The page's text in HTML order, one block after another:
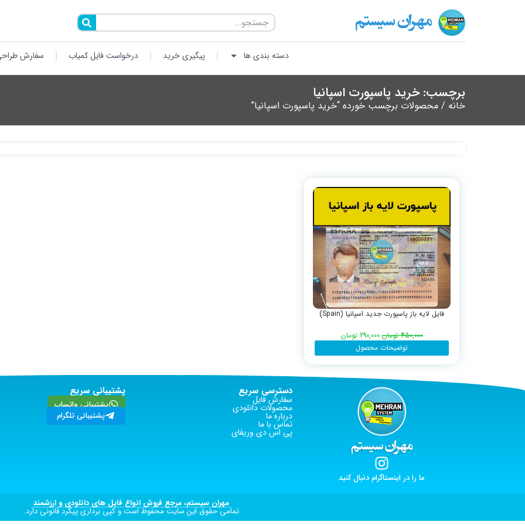
دسته بندی ها پیگیری خرید درخواست فایل کمیاب سفارش
برچسب: خرید پاسپورت اسپانیا
خانه / محصولات برچسب خورده “خرید پاسپورت اسپانیا”
فایل لایه باز پاسپورت جدید اسپانیا (Spain)
450,000 تومان 290,000 تومان
توضیحات محصول
ما را در اینستاگرام دنبال کنید
دسترسی سریع
سفارش فایل
محصولات دانلودی
درباره ما
تماس با ما
پی اس دی وریفای
پشتیبانی سریع
پشتیبانی واتساپ
پشتیبانی تلگرام
مهران سیستم، مرجع فروش انواع فایل های دانلودی و ارزشمند
تمامی حقوق این سایت محفوظ است و کپی برداری پیگرد قانونی دارد.